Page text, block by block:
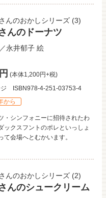
んのおかしシリーズ(3)
んのドーナツ
永井郁子 絵
(本体1,200円+税)
ISBN978-4-251-03753-4
から
・シンフォニーに招待されたわ
ックスフントのポレといっしょ
て会場へとむかいます。
んのおかしシリーズ(2)
んのシュークリーム